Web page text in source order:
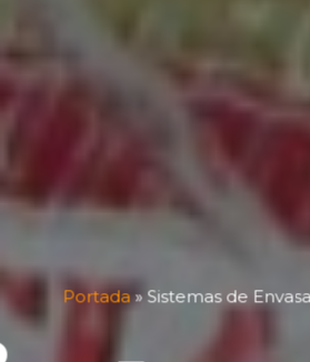
Portada » Sistemas de